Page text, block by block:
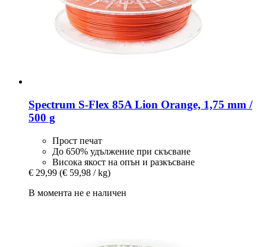
Spectrum S-​Flex 85A Lion Orange, 1,75 mm /
500 g
Прост печат
До 650% удължение при скъсване
Висока якост на опън и разкъсване
€ 29,99 (€ 59,98 / kg)
В момента не е наличен